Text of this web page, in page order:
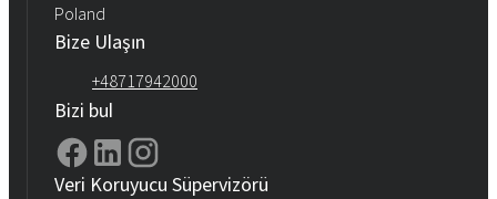
Poland
Bize Ulaşın
+48717942000
Bizi bul
Veri Koruyucu Süpervizörü